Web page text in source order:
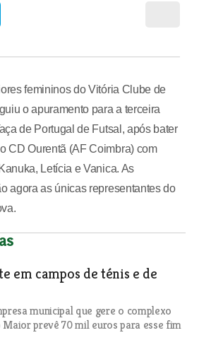
femininos do Vitória Clube de
o apuramento para a terceira
de Portugal de Futsal, após bater
CD Ourentã (AF Coimbra) com
Letícia e Vanica. As
agora as únicas representantes do
em campos de ténis e de
municipal que gere o complexo
prevê 70 mil euros para esse fim